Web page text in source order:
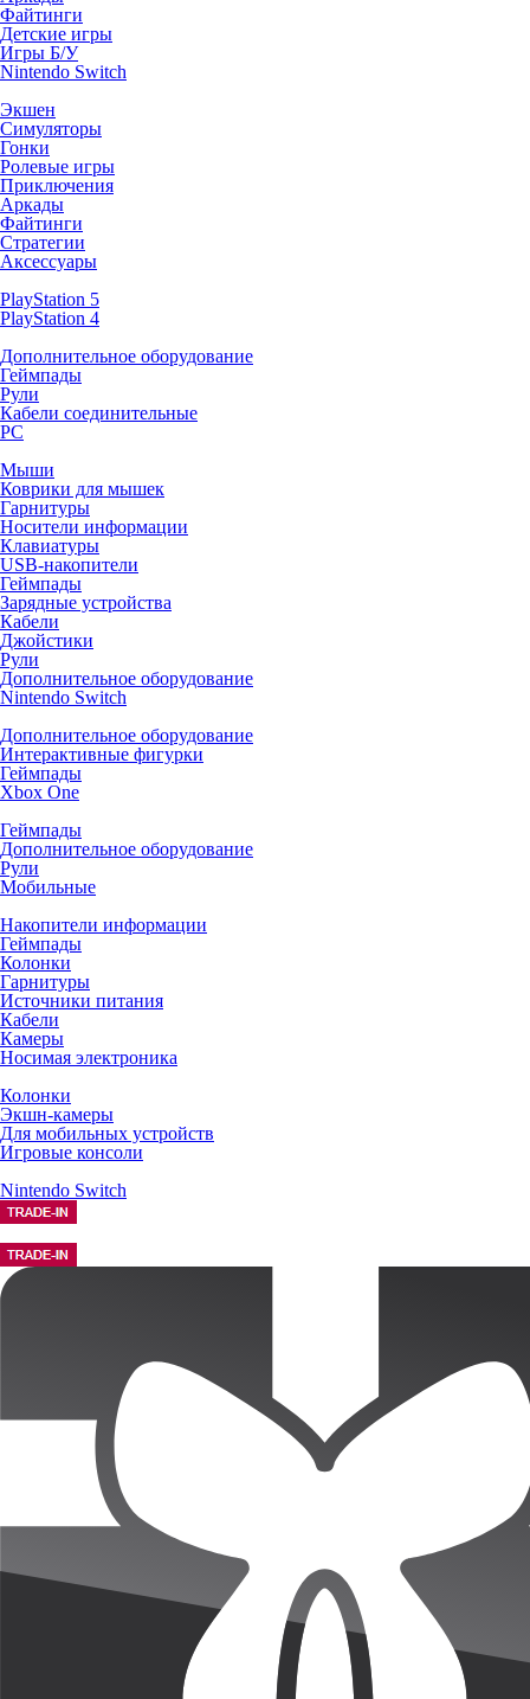
Файтинги
Детские игры
Игры Б/У
Nintendo Switch
Экшен
Симуляторы
Гонки
Ролевые игры
Приключения
Аркады
Файтинги
Стратегии
Аксессуары
PlayStation 5
PlayStation 4
Дополнительное оборудование
Геймпады
Рули
Кабели соединительные
PC
Мыши
Коврики для мышек
Гарнитуры
Носители информации
Клавиатуры
USB-накопители
Геймпады
Зарядные устройства
Кабели
Джойстики
Рули
Дополнительное оборудование
Nintendo Switch
Дополнительное оборудование
Интерактивные фигурки
Геймпады
Xbox One
Геймпады
Дополнительное оборудование
Рули
Мобильные
Накопители информации
Геймпады
Колонки
Гарнитуры
Источники питания
Кабели
Камеры
Носимая электроника
Колонки
Экшн-камеры
Для мобильных устройств
Игровые консоли
Nintendo Switch